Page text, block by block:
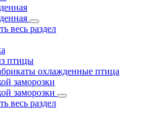
весь раздел
птицы
охлажденные птица
заморозки
заморозки
весь раздел